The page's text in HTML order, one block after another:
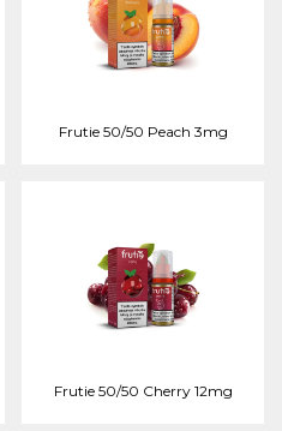
Frutie 50/50 Peach 3mg
Frutie 50/50 Cherry 12mg